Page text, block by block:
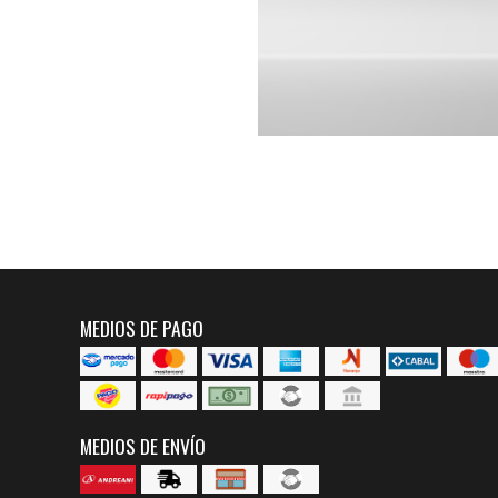
MEDIOS DE PAGO
MEDIOS DE ENVÍO